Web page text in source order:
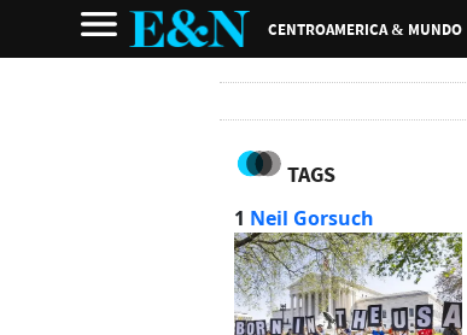
CENTROAMERICA & MUNDO
TAGS
1 Neil Gorsuch